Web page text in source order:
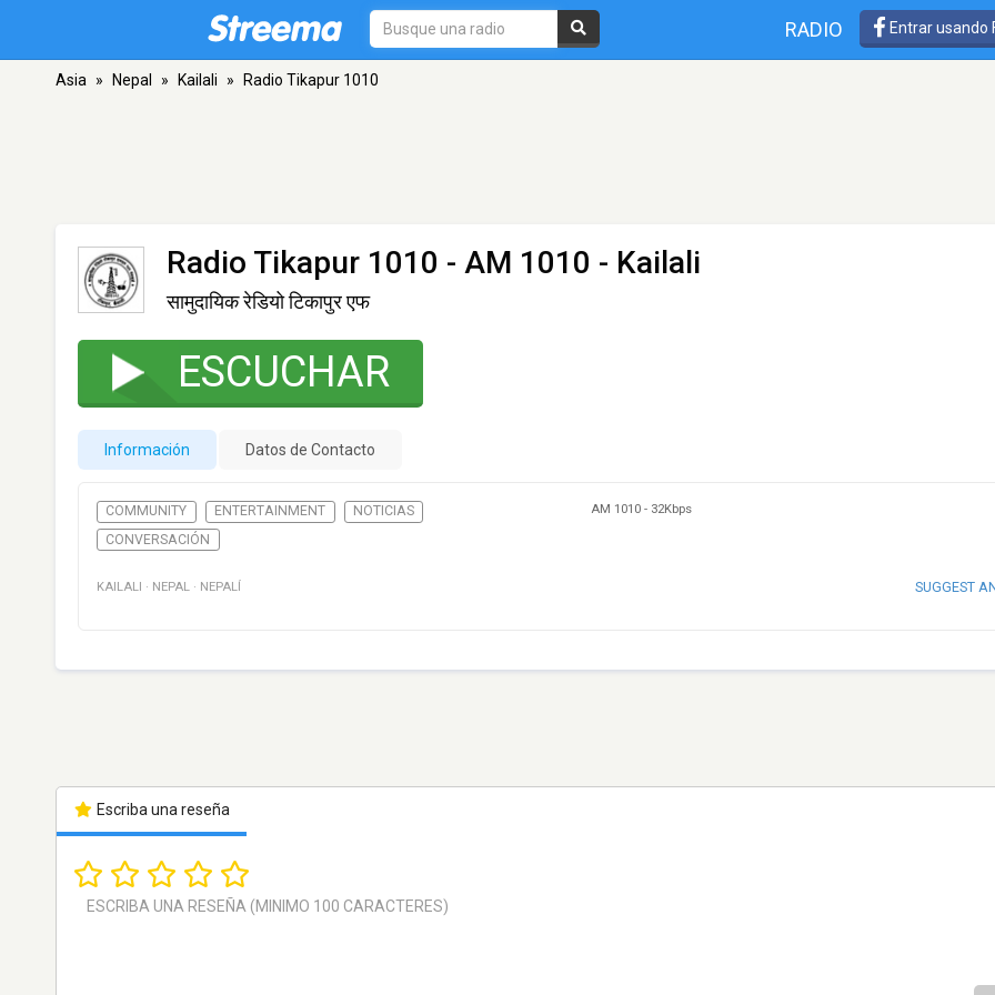
RADIO Entrar usando
Asia » Nepal » Kailali » Radio Tikapur 1010
Radio Tikapur 1010 - AM 1010 - Kailali
सामुदायिक रेडियो टिकापुर एफ
ESCUCHAR
Información Datos de Contacto
COMMUNITY ENTERTAINMENT
NOTICIAS
CONVERSACIÓN
AM 1010 - 32Kbps
KAILALI · NEPAL · NEPALÍ SUGGEST
Escriba una reseña